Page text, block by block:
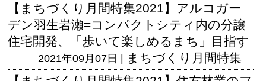
【まちづくり月間特集2021】アルコガー
デン羽生岩瀬=コンパクトシティ内の分譲
住宅開発、「歩いて楽しめるまち」目指す
2021年09月07日 | まちづくり月間特集